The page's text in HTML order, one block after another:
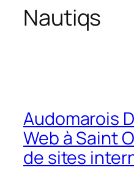
Nautiqs
Audomarois
Web à Saint
de sites